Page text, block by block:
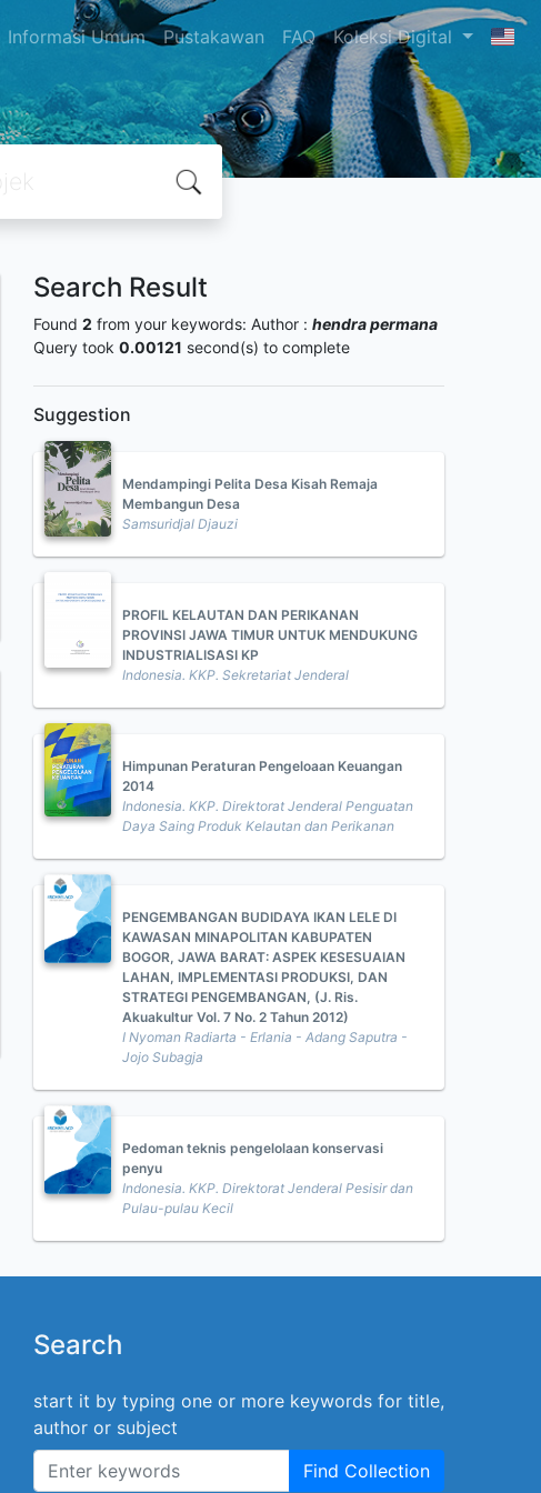
Informasi Umum Pustakawan FAQ Koleksi Digital
Search Result
Found 2 from your keywords: Author : hendra permana
Query took 0.00121 second(s) to complete
Suggestion
Mendampingi Pelita Desa Kisah Remaja
Membangun Desa
Samsuridjal Djauzi
PROFIL KELAUTAN DAN PERIKANAN
PROVINSI JAWA TIMUR UNTUK MENDUKUNG
INDUSTRIALISASI KP
Indonesia. KKP. Sekretariat Jenderal
Himpunan Peraturan Pengeloaan Keuangan
2014
Indonesia. KKP. Direktorat Jenderal Penguatan
Daya Saing Produk Kelautan dan Perikanan
PENGEMBANGAN BUDIDAYA IKAN LELE DI
KAWASAN MINAPOLITAN KABUPATEN
BOGOR, JAWA BARAT: ASPEK KESESUAIAN
LAHAN, IMPLEMENTASI PRODUKSI, DAN
STRATEGI PENGEMBANGAN, (J. Ris.
Akuakultur Vol. 7 No. 2 Tahun 2012)
I Nyoman Radiarta - Erlania - Adang Saputra -
Jojo Subagja
Pedoman teknis pengelolaan konservasi
penyu
Indonesia. KKP. Direktorat Jenderal Pesisir dan
Pulau-pulau Kecil
Search
start it by typing one or more keywords for title,
author or subject
Find Collection